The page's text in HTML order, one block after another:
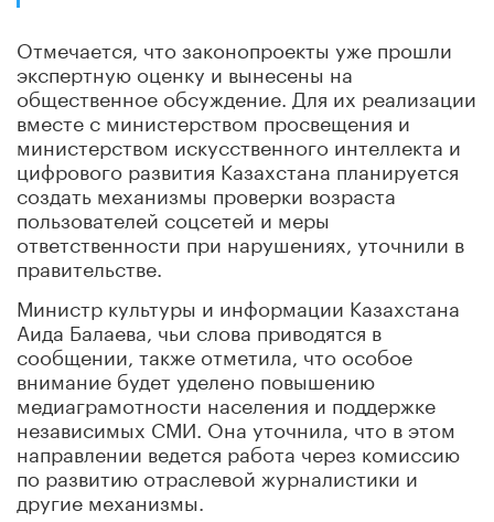
Отмечается, что законопроекты уже прошли
экспертную оценку и вынесены на
общественное обсуждение. Для их реализации
вместе с министерством просвещения и
министерством искусственного интеллекта и
цифрового развития Казахстана планируется
создать механизмы проверки возраста
пользователей соцсетей и меры
ответственности при нарушениях, уточнили в
правительстве.
Министр культуры и информации Казахстана
Аида Балаева, чьи слова приводятся в
сообщении, также отметила, что особое
внимание будет уделено повышению
медиаграмотности населения и поддержке
независимых СМИ. Она уточнила, что в этом
направлении ведется работа через комиссию
по развитию отраслевой журналистики и
другие механизмы.